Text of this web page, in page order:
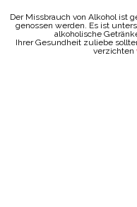
Der Missbrauch von Alkohol ist
genossen werden. Es ist
alkoholische
Ihrer Gesundheit zuliebe
verzichten